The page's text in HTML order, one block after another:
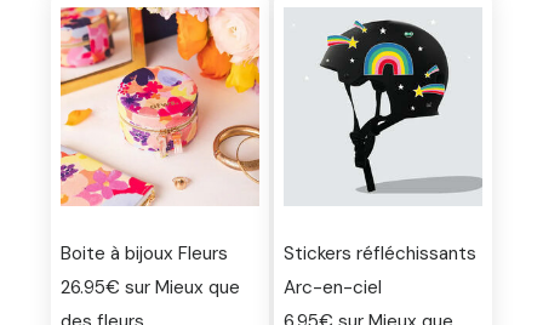
Boite à bijoux Fleurs
26.95€ sur Mieux que
Stickers réfléchissants
Arc-en-ciel